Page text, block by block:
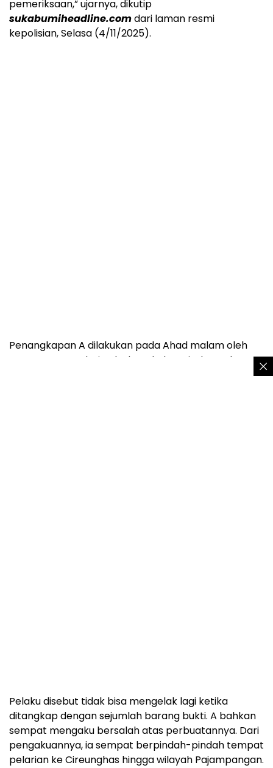
pemeriksaan,” ujarnya, dikutip
sukabumiheadline.comdari laman resmi
kepolisian, Selasa (4/11/2025).
Penangkapan A dilakukan pada Ahad malam oleh
enam petugas dari Polsek Kadudampit dan Polres
Sukabumi Kota. A dibekuk di rumahnya di Kecamatan
Pelaku disebut tidak bisa mengelak lagi ketika
ditangkap dengan sejumlah barang bukti. A bahkan
sempat mengaku bersalah atas perbuatannya. Dari
pengakuannya, ia sempat berpindah-pindah tempat
pelarian ke Cireunghas hingga wilayah Pajampangan.